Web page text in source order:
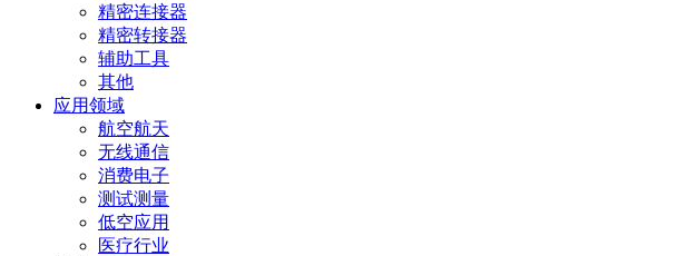
精密连接器
精密转接器
辅助工具
其他
应用领域
航空航天
无线通信
消费电子
测试测量
低空应用
医疗行业